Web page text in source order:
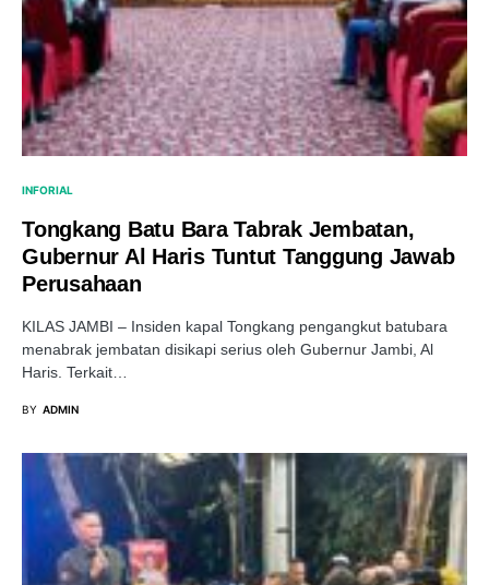
INFORIAL
Tongkang Batu Bara Tabrak Jembatan,
Gubernur Al Haris Tuntut Tanggung Jawab
Perusahaan
KILAS JAMBI – Insiden kapal Tongkang pengangkut batubara
menabrak jembatan disikapi serius oleh Gubernur Jambi, Al
Haris. Terkait…
BY ADMIN